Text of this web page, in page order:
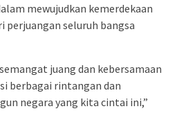
mewujudkan kemerdekaan
perjuangan seluruh bangsa
juang dan kebersamaan
berbagai rintangan dan
negara yang kita cintai ini,”